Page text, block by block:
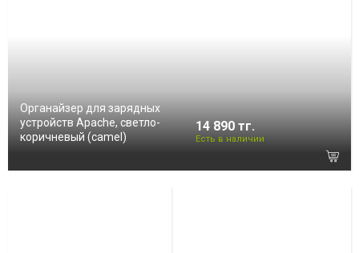
Органайзер для зарядных
устройств Apache, светло-
коричневый (camel)
14 890 тг.
Есть в наличии